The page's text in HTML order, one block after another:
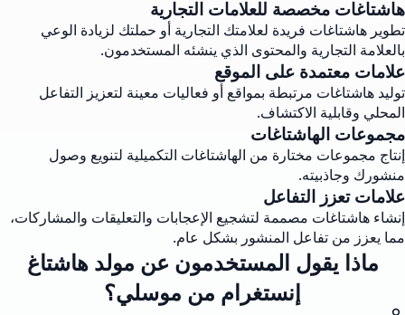
هاشتاغات مخصصة للعلامات التجارية
تطوير هاشتاغات فريدة لعلامتك التجارية أو حملتك لزيادة الوعي
بالعلامة التجارية والمحتوى الذي ينشئه المستخدمون.
علامات معتمدة على الموقع
توليد هاشتاغات مرتبطة بمواقع أو فعاليات معينة لتعزيز التفاعل
المحلي وقابلية الاكتشاف.
مجموعات الهاشتاغات
إنتاج مجموعات مختارة من الهاشتاغات التكميلية لتنويع وصول
منشورك وجاذبيته.
علامات تعزز التفاعل
إنشاء هاشتاغات مصممة لتشجيع الإعجابات والتعليقات والمشاركات،
مما يعزز من تفاعل المنشور بشكل عام.
ماذا يقول المستخدمون عن مولد هاشتاغ
إنستغرام من موسلي؟